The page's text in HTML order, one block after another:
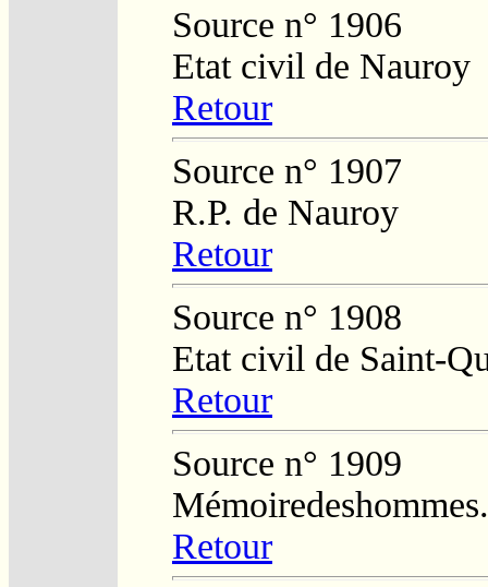
Source n° 1906
Etat civil de Nauroy
Retour
Source n° 1907
R.P. de Nauroy
Retour
Source n° 1908
Etat civil de Saint-
Retour
Source n° 1909
Retour